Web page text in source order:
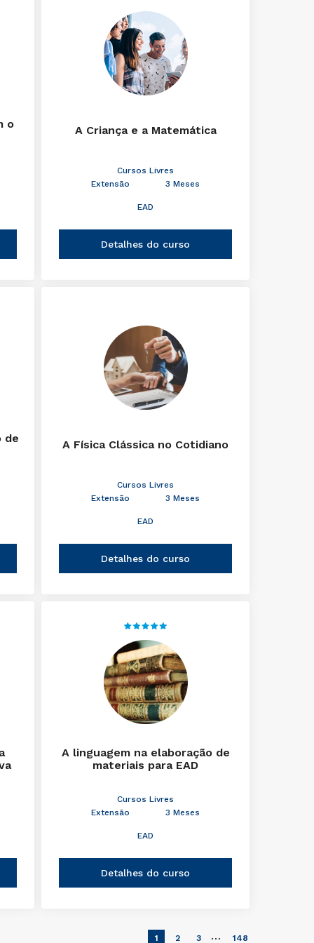
o
A Criança e a Matemática
Cursos Livres
Extensão
3 Meses
EAD
Detalhes do curso
de
A Física Clássica no Cotidiano
Cursos Livres
Extensão
3 Meses
EAD
Detalhes do curso
A linguagem na elaboração de
materiais para EAD
Cursos Livres
Extensão
3 Meses
EAD
Detalhes do curso
1 2 3 … 148